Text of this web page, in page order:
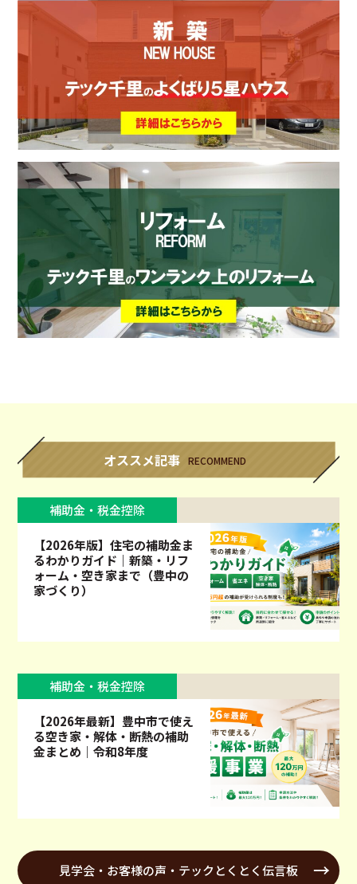
オススメ記事 RECOMMEND
補助金・税金控除
【2026年版】住宅の補助金ま
るわかりガイド｜新築・リフ
ォーム・空き家まで（豊中の
家づくり）
補助金・税金控除
【2026年最新】豊中市で使え
る空き家・解体・断熱の補助
金まとめ｜令和8年度
見学会・お客様の声・テックとくとく伝言板